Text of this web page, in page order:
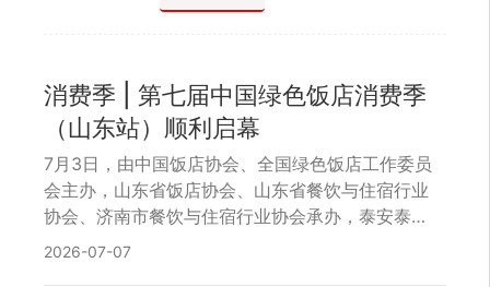
消费季 | 第七届中国绿色饭店消费季
（山东站）顺利启幕
7月3日，由中国饭店协会、全国绿色饭店工作委员
会主办，山东省饭店协会、山东省餐饮与住宿行业
协会、济南市餐饮与住宿行业协会承办，泰安泰山
宝盛大酒店协办的第七届中国绿色饭店消费季（山
2026-07-07